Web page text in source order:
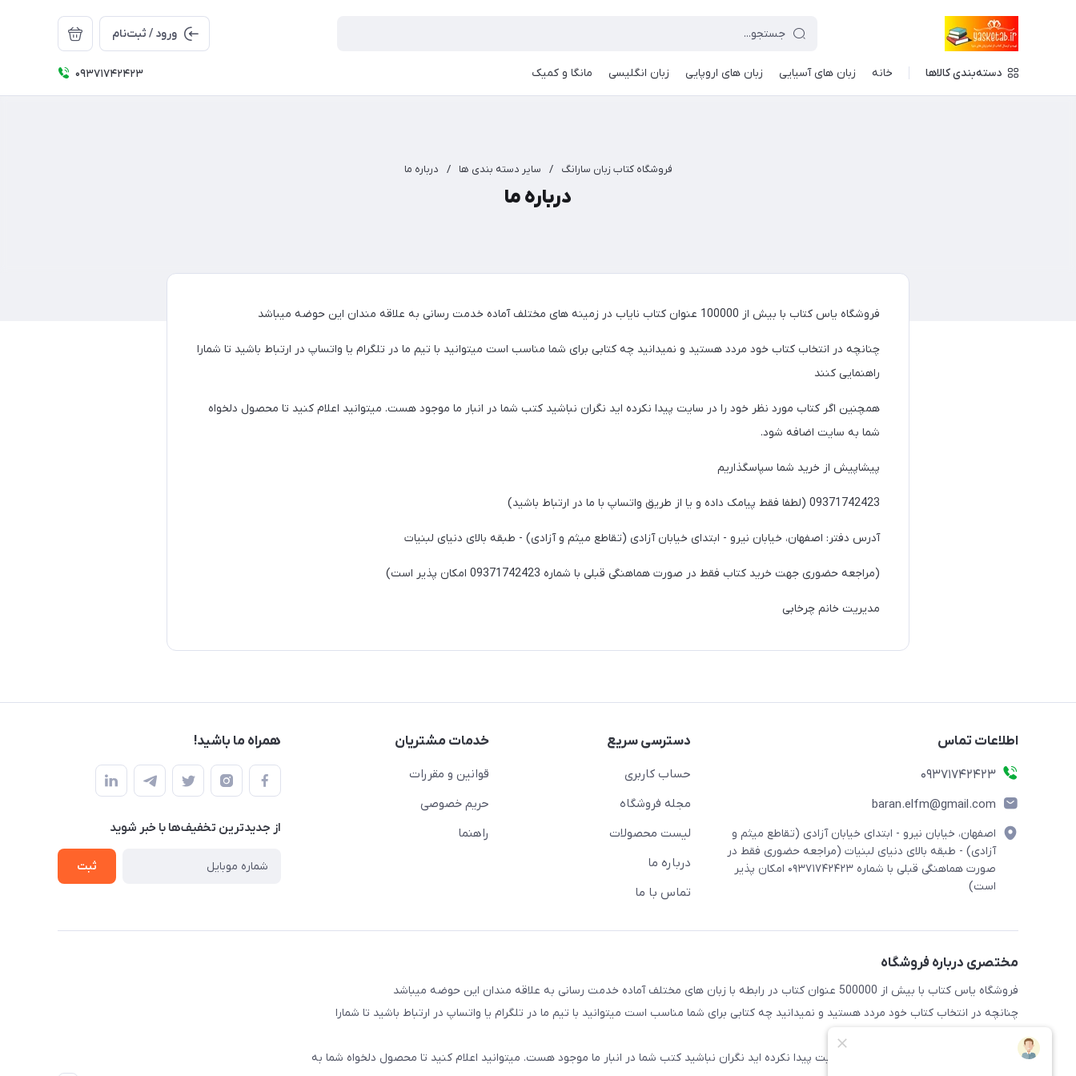
ورود / ثبت‌نام
دسته‌بندی کالاها خانه زبان های آسیایی زبان های اروپایی زبان انگلیسی مانگا و کمیک 09371742423
فروشگاه کتاب زبان سارانگ / سایر دسته بندی ها / درباره ما
درباره ما
فروشگاه یاس کتاب با بیش از 100000 عنوان کتاب نایاب در زمینه های مختلف آماده خدمت رسانی به علاقه مندان این حوضه میباشد
چنانچه در انتخاب کتاب خود مردد هستید و نمیدانید چه کتابی برای شما مناسب است میتوانید با تیم ما در تلگرام یا واتساپ در ارتباط باشید تا شما‌را
راهنمایی کنند
همچنین اگر کتاب مورد نظر خود را در سایت پیدا نکرده اید نگران نباشید کتب شما در انبار ما موجود هست. میتوانید اعلام کنید تا محصول دلخواه
شما به سایت اضافه شود.
پیشاپیش از خرید شما سپاسگذاریم
09371742423 (لطفا فقط پیامک داده و یا از طریق واتساپ با ما در ارتباط باشید)
آدرس دفتر: اصفهان، خیابان نیرو - ابتدای خیابان آزادی (تقاطع میثم و آزادی) - طبقه بالای دنیای لبنیات
(مراجعه حضوری جهت خرید کتاب فقط در صورت هماهنگی قبلی با شماره 09371742423 امکان پذیر است)
مدیریت خانم چرخابی
اطلاعات تماس
09371742423
baran.elfm@gmail.com
اصفهان، خیابان نیرو - ابتدای خیابان آزادی (تقاطع میثم و
آزادی) - طبقه بالای دنیای لبنیات (مراجعه حضوری فقط در
صورت هماهنگی قبلی با شماره ۰۹۳۷۱۷۴۲۴۲۳ امکان پذیر
است)
دسترسی سریع
حساب کاربری
مجله فروشگاه
لیست محصولات
درباره ما
تماس با ما
خدمات مشتریان
قوانین و مقررات
حریم خصوصی
راهنما
همراه ما باشید!
از جدید‌ترین تخفیف‌ها با‌ خبر شوید
ثبت
مختصری درباره فروشگاه
فروشگاه یاس کتاب با بیش از 500000 عنوان کتاب در رابطه با زبان های مختلف آماده خدمت رسانی به علاقه مندان این حوضه میباشد
چنانچه در انتخاب کتاب خود مردد هستید و نمیدانید چه کتابی برای شما مناسب است میتوانید با تیم ما در تلگرام یا واتساپ در ارتباط باشید تا شما‌را
همچنین اگر کتاب مورد نظر خود را در سایت پیدا نکرده اید نگران نباشید کتب شما در انبار ما موجود هست. میتوانید اعلام کنید تا محصول دلخواه شما به